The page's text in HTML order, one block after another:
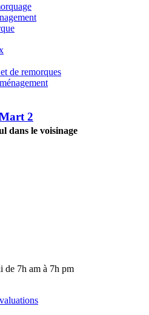
de remorques
2
dans le voisinage
de 7h am à 7h pm